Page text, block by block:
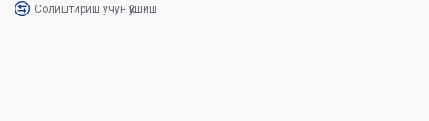
Солиштириш учун қўшиш